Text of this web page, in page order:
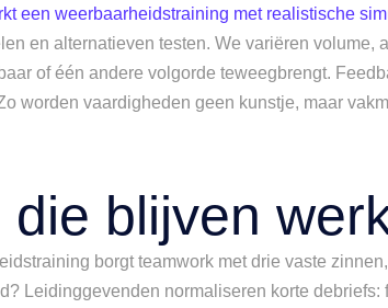
een weerbaarheidstraining met realistische
en alternatieven testen. We variëren
of één andere volgorde teweegbrengt.
worden vaardigheden geen kunstje, maar
blijven
borgt teamwork met drie vaste
Leidinggevenden normaliseren korte